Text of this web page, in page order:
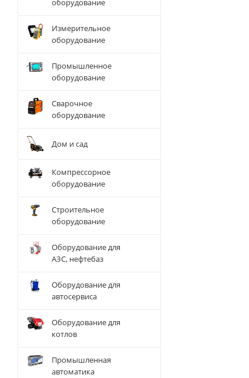
оборудование
Измерительное
оборудование
Промышленное
оборудование
Сварочное
оборудование
Дом и сад
Компрессорное
оборудование
Строительное
оборудование
Оборудование для
АЗС, нефтебаз
Оборудование для
автосервиса
Оборудование для
котлов
Промышленная
автоматика